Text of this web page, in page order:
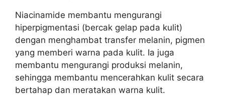
Niacinamide membantu mengurangi
hiperpigmentasi (bercak gelap pada kulit)
dengan menghambat transfer melanin, pigmen
yang memberi warna pada kulit. Ia juga
membantu mengurangi produksi melanin,
sehingga membantu mencerahkan kulit secara
bertahap dan meratakan warna kulit.